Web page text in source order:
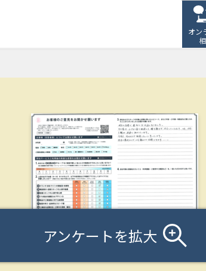
オン
アンケートを拡大